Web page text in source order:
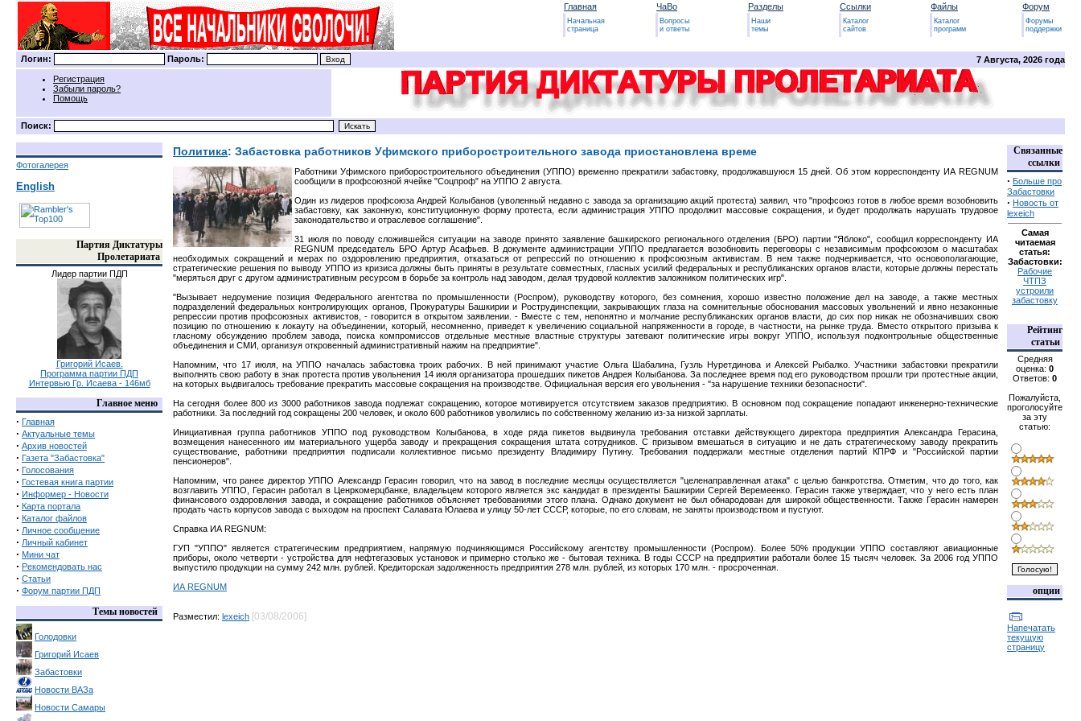
Главная
Начальная
страница
ЧаВо
Вопросы
и ответы
Разделы
Наши
темы
Ссылки
Каталог
сайтов
Файлы
Каталог
программ
Форум
Форумы
поддержки
Логин: Пароль:
7 Августа, 2026 года
Регистрация
Забыли пароль?
Помощь
Поиск:
Фотогалерея
English
Партия Диктатуры
Пролетариата
Лидер партии ПДП
Григорий Исаев.
Программа партии ПДП
Интервью Гр. Исаева - 146мб
Главное меню
· Главная
· Актуальные темы
· Архив новостей
· Газета "Забастовка"
· Голосования
· Гостевая книга партии
· Информер - Новости
· Карта портала
· Каталог файлов
· Личное сообщение
· Личный кабинет
· Мини чат
· Рекомендовать нас
· Статьи
· Форум партии ПДП
Темы новостей
Голодовки
Григорий Исаев
Забастовки
Новости ВАЗа
Новости Самары
Политика: Забастовка работников Уфимского приборостроительного завода приостановлена време
Работники Уфимского приборостроительного объединения (УППО) временно прекратили забастовку, продолжавшуюся 15 дней. Об этом корреспонденту ИА REGNUM
сообщили в профсоюзной ячейке "Соцпроф" на УППО 2 августа.
Один из лидеров профсоюза Андрей Колыбанов (уволенный недавно с завода за организацию акций протеста) заявил, что "профсоюз готов в любое время возобновить
забастовку, как законную, конституционную форму протеста, если администрация УППО продолжит массовые сокращения, и будет продолжать нарушать трудовое
законодательство и отраслевое соглашение".
31 июля по поводу сложившейся ситуации на заводе принято заявление башкирского регионального отделения (БРО) партии "Яблоко", сообщил корреспонденту ИА
REGNUM председатель БРО Артур Асафьев. В документе администрации УППО предлагается возобновить переговоры с независимым профсоюзом о масштабах
необходимых сокращений и мерах по оздоровлению предприятия, отказаться от репрессий по отношению к профсоюзным активистам. В нем также подчеркивается, что основополагающие,
стратегические решения по выводу УППО из кризиса должны быть приняты в результате совместных, гласных усилий федеральных и республиканских органов власти, которые должны перестать
"меряться друг с другом административным ресурсом в борьбе за контроль над заводом, делая трудовой коллектив заложником политических игр".
"Вызывает недоумение позиция Федерального агентства по промышленности (Роспром), руководству которого, без сомнения, хорошо известно положение дел на заводе, а также местных
подразделений федеральных контролирующих органов, Прокуратуры Башкирии и Рострудинспекции, закрывающих глаза на сомнительные обоснования массовых увольнений и явно незаконные
репрессии против профсоюзных активистов, - говорится в открытом заявлении. - Вместе с тем, непонятно и молчание республиканских органов власти, до сих пор никак не обозначивших свою
позицию по отношению к локауту на объединении, который, несомненно, приведет к увеличению социальной напряженности в городе, в частности, на рынке труда. Вместо открытого призыва к
гласному обсуждению проблем завода, поиска компромиссов отдельные местные властные структуры затевают политические игры вокруг УППО, используя подконтрольные общественные
объединения и СМИ, организуя откровенный административный нажим на предприятие".
Напомним, что 17 июля, на УППО началась забастовка троих рабочих. В ней принимают участие Ольга Шабалина, Гузль Нуретдинова и Алексей Рыбалко. Участники забастовки прекратили
выполнять свою работу в знак протеста против увольнения 14 июля организатора прошедших пикетов Андрея Колыбанова. За последнее время под его руководством прошли три протестные акции,
на которых выдвигалось требование прекратить массовые сокращения на производстве. Официальная версия его увольнения - "за нарушение техники безопасности".
На сегодня более 800 из 3000 работников завода подлежат сокращению, которое мотивируется отсутствием заказов предприятию. В основном под сокращение попадают инженерно-технические
работники. За последний год сокращены 200 человек, и около 600 работников уволились по собственному желанию из-за низкой зарплаты.
Инициативная группа работников УППО под руководством Колыбанова, в ходе ряда пикетов выдвинула требования отставки действующего директора предприятия Александра Герасина,
возмещения нанесенного им материального ущерба заводу и прекращения сокращения штата сотрудников. С призывом вмешаться в ситуацию и не дать стратегическому заводу прекратить
существование, работники предприятия подписали коллективное письмо президенту Владимиру Путину. Требования поддержали местные отделения партий КПРФ и "Российской партии
пенсионеров".
Напомним, что ранее директор УППО Александр Герасин говорил, что на завод в последние месяцы осуществляется "целенаправленная атака" с целью банкротства. Отметим, что до того, как
возглавить УППО, Герасин работал в Ценркомерцбанке, владельцем которого является экс кандидат в президенты Башкирии Сергей Веремеенко. Герасин также утверждает, что у него есть план
финансового оздоровления завода, и сокращение работников объясняет требованиями этого плана. Однако документ не был обнародован для широкой общественности. Также Герасин намерен
продать часть корпусов завода с выходом на проспект Салавата Юлаева и улицу 50-лет СССР, которые, по его словам, не заняты производством и пустуют.
Справка ИА REGNUM:
ГУП "УППО" является стратегическим предприятием, напрямую подчиняющимся Российскому агентству промышленности (Роспром). Более 50% продукции УППО составляют авиационные
приборы, около четверти - устройства для нефтегазовых установок и примерно столько же - бытовая техника. В годы СССР на предприятии работали более 15 тысяч человек. За 2006 год УППО
выпустило продукции на сумму 242 млн. рублей. Кредиторская задолженность предприятия 278 млн. рублей, из которых 170 млн. - просроченная.
ИА REGNUM
Разместил: lexeich [03/08/2006]
Связанные
ссылки
· Больше про
Забастовки
· Новость от
lexeich
Самая
читаемая
статья:
Забастовки:
Рабочие
ЧТПЗ
устроили
забастовку
Рейтинг
статьи
Средняя
оценка: 0
Ответов: 0
Пожалуйста,
проголосуйте
за эту
статью:
опции
Напечатать
текущую
страницу